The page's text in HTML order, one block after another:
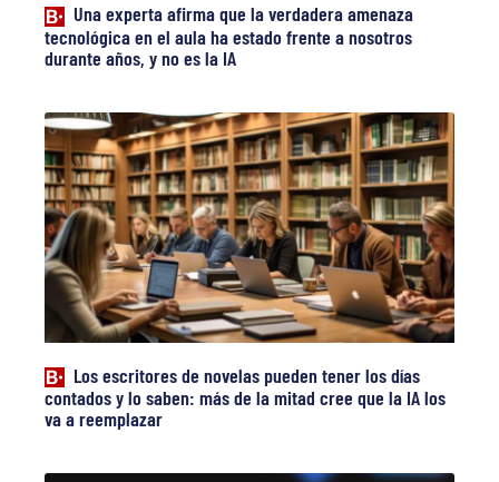
Una experta afirma que la verdadera amenaza
tecnológica en el aula ha estado frente a nosotros
durante años, y no es la IA
Los escritores de novelas pueden tener los días
contados y lo saben: más de la mitad cree que la IA los
va a reemplazar